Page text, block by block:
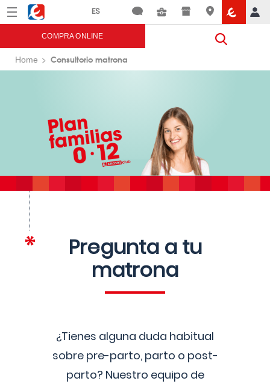
Menú Eroski
COMPRA ONLINE
Home Consultorio matrona
Pregunta a tu
matrona
¿Tienes alguna duda habitual
sobre pre-parto, parto o post-
parto? Nuestro equipo de